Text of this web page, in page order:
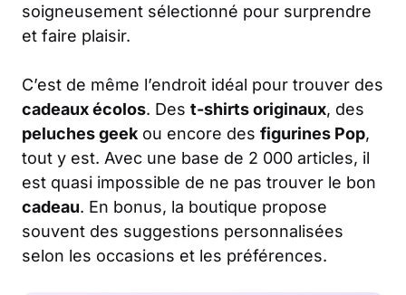
soigneusement sélectionné pour surprendre
et faire plaisir.
C’est de même l’endroit idéal pour trouver des
cadeaux écolos. Des t-shirts originaux, des
peluches geek ou encore des figurines Pop,
tout y est. Avec une base de 2 000 articles, il
est quasi impossible de ne pas trouver le bon
cadeau. En bonus, la boutique propose
souvent des suggestions personnalisées
selon les occasions et les préférences.